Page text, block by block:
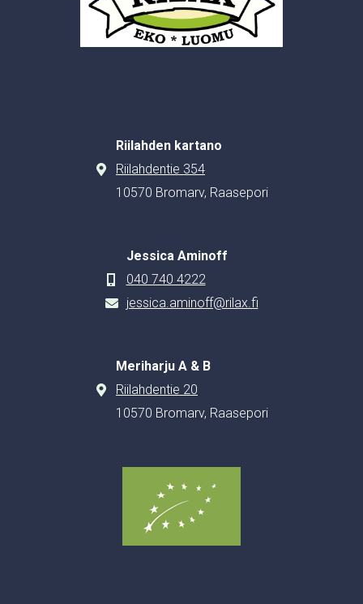
Riilahden kartano
Riilahdentie 354
10570 Bromarv, Raasepori
Jessica Aminoff
040 740 4222
jessica.aminoff@rilax.fi
Meriharju A & B
Riilahdentie 20
10570 Bromarv, Raasepori